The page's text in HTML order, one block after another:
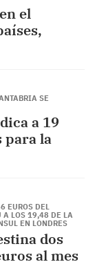
el
SE
a 19
para la
EUROS DEL
A LOS 19,48 DE LA
EN LONDRES
dos
al mes